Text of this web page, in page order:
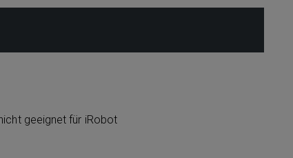
geeignet für iRobot